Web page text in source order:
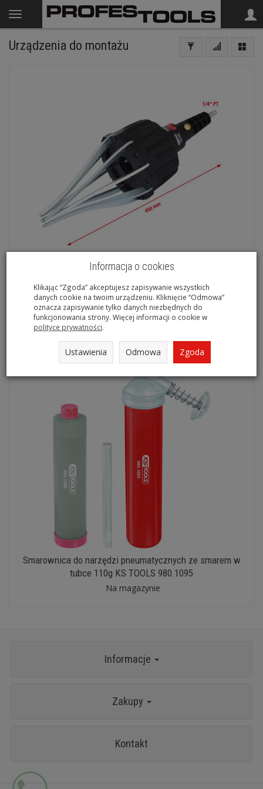
Urządzenia do montażu
Pneumatyczne urządzenie do montażu osłon przegubów KS
TOOLS 515.3100
Na magazynie
Smarownica do narzędzi pneumatycznych ze smarem w
tubce 110g KS TOOLS 980.1095
Na magazynie
Informacje
Zakupy
Kontakt
Informacja o cookies
Klikając “Zgoda” akceptujesz zapisywanie wszystkich
danych cookie na twoim urządzeniu. Kliknięcie “Odmowa”
oznacza zapisywanie tylko danych niezbędnych do
funkcjonowania strony. Więcej informacji o cookie w
polityce prywatności.
Ustawienia Odmowa Zgoda